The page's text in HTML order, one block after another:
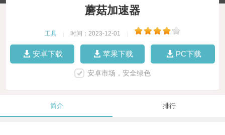
蘑菇加速器
工具 时间：2023-12-01
安卓下载 苹果下载 PC下载
安卓市场，安全绿色
简介 排行